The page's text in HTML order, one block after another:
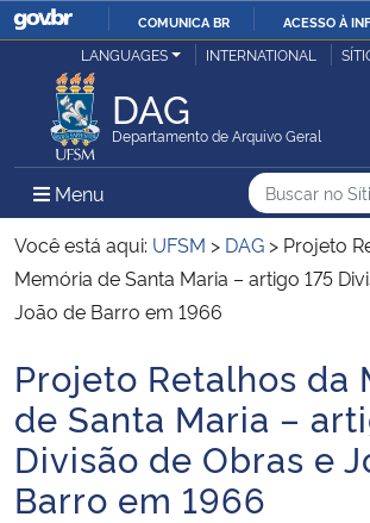
IR
COMUNICA BR ACESSO À
Ministério da Justiça e Segurança Pública
Ministério da Defesa
Ministério das Relações Exteriores
Ministério da Economia
Ministério da Infraestrutura
Ministério da Agricultura, Pecuária e Abastecimento
Ministério da Educação
LANGUAGES INTERNATIONAL
DAG
Departamento de Arquivo Geral
Menu Menu Principal do Sítio
Busca
Buscar
Busca:
Você está aqui: UFSM > DAG > Projeto
Memória de Santa Maria – artigo 175
João de Barro em 1966
Início do conteúdo
Projeto Retalhos da
de Santa Maria –
Divisão de Obras e
Barro em 1966